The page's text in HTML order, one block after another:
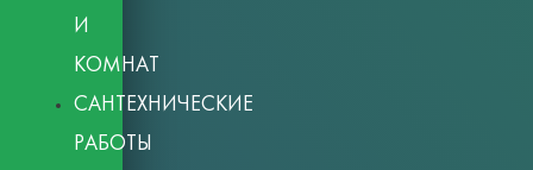
И
КОМНАТ
САНТЕХНИЧЕСКИЕ
РАБОТЫ